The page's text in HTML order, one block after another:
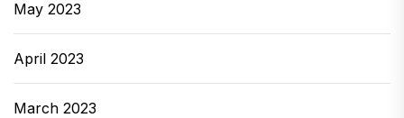
May 2023
April 2023
March 2023